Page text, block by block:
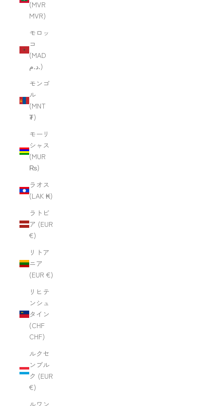
(MVR
MVR)
モロッ
コ
(MAD
د.م.)
モンゴ
ル
(MNT
₮)
モーリ
シャス
(MUR
₨)
ラオス
(LAK ₭)
ラトビ
ア (EUR
€)
リトア
ニア
(EUR €)
リヒテ
ンシュ
タイン
(CHF
CHF)
ルクセ
ンブル
ク (EUR
€)
ルワン